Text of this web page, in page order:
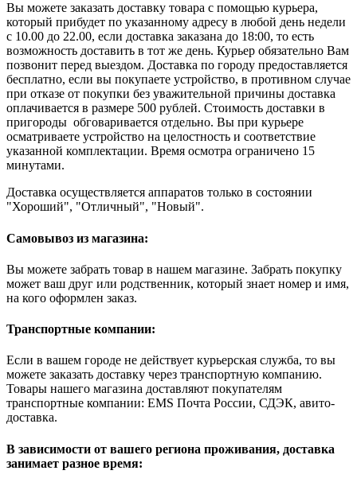
Вы можете заказать доставку товара с помощью курьера,
который прибудет по указанному адресу в любой день недели
с 10.00 до 22.00, если доставка заказана до 18:00, то есть
возможность доставить в тот же день. Курьер обязательно Вам
позвонит перед выездом. Доставка по городу предоставляется
бесплатно, если вы покупаете устройство, в противном случае
при отказе от покупки без уважительной причины доставка
оплачивается в размере 500 рублей. Стоимость доставки в
пригороды обговаривается отдельно. Вы при курьере
осматриваете устройство на целостность и соответствие
указанной комплектации. Время осмотра ограничено 15
минутами.
Доставка осуществляется аппаратов только в состоянии
"Хороший", "Отличный", "Новый".
Самовывоз из магазина:
Вы можете забрать товар в нашем магазине. Забрать покупку
может ваш друг или родственник, который знает номер и имя,
на кого оформлен заказ.
Транспортные компании:
Если в вашем городе не действует курьерская служба, то вы
можете заказать доставку через транспортную компанию.
Товары нашего магазина доставляют покупателям
транспортные компании: EMS Почта России, СДЭК, авито-
доставка.
В зависимости от вашего региона проживания, доставка
занимает разное время: